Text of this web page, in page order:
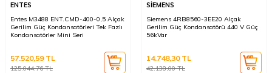
ENTES
Entes M3488 ENT.CMD-400-0,5 Alçak
Gerilim Güç Kondansatörleri Tek Fazlı
Kondansatörler Mini Seri
125.044,76TL
57.520,59TL
SİEMENS
Siemens 4RB8560-3EE20 Alçak
Gerilim Güç Kondansatörü 440 V Güç
56kVar
42.138,00TL
14.748,30TL